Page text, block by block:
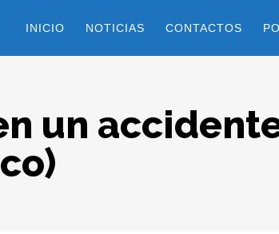
INICIO NOTICIAS CONTACTOS
un